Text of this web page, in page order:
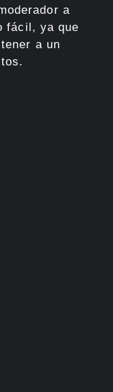
a
fácil, ya que
a un